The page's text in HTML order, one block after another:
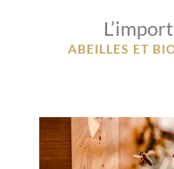
ABEILLES ET